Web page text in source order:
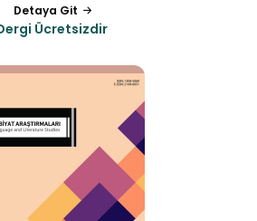
Detaya Git
Ücretsizdir